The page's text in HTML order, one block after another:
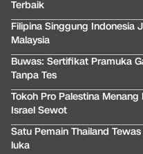
Terbaik
Filipina Singgung Indonesia
Malaysia
Buwas: Sertifikat Pramuka
Tanpa Tes
Tokoh Pro Palestina
Israel Sewot
Satu Pemain Thailand
luka